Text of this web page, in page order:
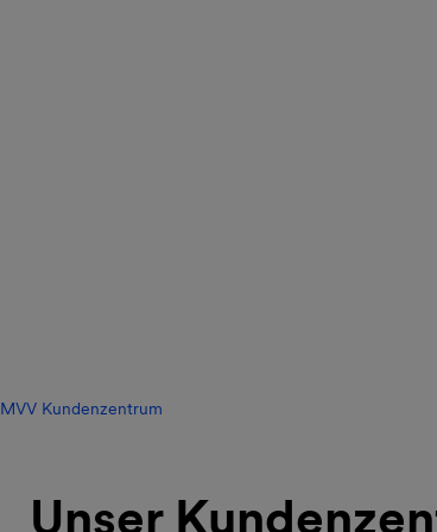
MVV Kundenzentrum
Unser